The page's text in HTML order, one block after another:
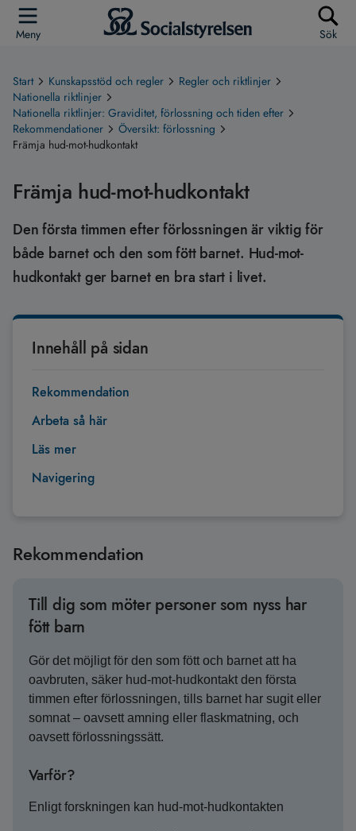
Meny Sök
Start Kunskapsstöd och regler
Regler och riktlinjer
Nationella riktlinjer
Nationella riktlinjer: Graviditet, förlossning och tiden efter
Rekommendationer
Översikt: förlossning
Främja hud-mot-hudkontakt
Främja hud-mot-hudkontakt
Den första timmen efter förlossningen är viktig för
både barnet och den som fött barnet. Hud-mot-
hudkontakt ger barnet en bra start i livet.
Innehåll på sidan
Rekommendation
Arbeta så här
Läs mer
Navigering
Rekommendation
Till dig som möter personer som nyss har
fött barn
Gör det möjligt för den som fött och barnet att ha
oavbruten, säker hud-mot-hudkontakt den första
timmen efter förlossningen, tills barnet har sugit eller
somnat – oavsett amning eller flaskmatning, och
oavsett förlossningssätt.
Varför?
Enligt forskningen kan hud-mot-hudkontakten